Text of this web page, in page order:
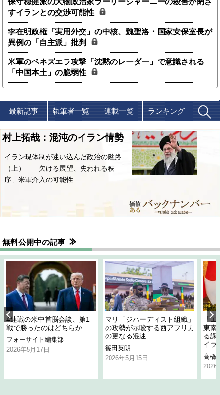
保守穏健派の大物政治家ラーリージャーニーの殺害が閉ざ
すイランとの交渉可能性
李在明政権「実用外交」の中核、魏聖洛・国家安保室長が
異例の「自主派」批判
米軍のベネズエラ攻撃「沈黙のレーダー」で意識される
「中国本土」の脆弱性
最新記事 執筆者一覧 連載一覧 ランキング
村上拓哉：混沌のイラン情勢
イラン現体制が迷い込んだ政治の隘路
（上）――欠ける展望、失われる秩
序、米軍介入の可能性
無料公開中の記事
4連戦の米中首脳会談、第1
戦で勝ったのはどちらか
フォーサイト編集部
2026年5月17日
マリ「ジハーディスト組織」
の攻勢が示唆する西アフリカ
の更なる混迷
篠田英朗
2026年5月15日
「
東南
る課
イラ
高橋
2026